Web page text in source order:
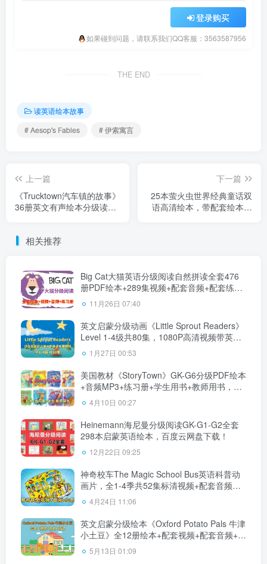
登录购买
如果碰到问题，请联系我们QQ客服：3563587956
THE END
读英语绘本故事
# Aesop's Fables
# 伊索寓言
上一篇
《Trucktown汽车镇的故事》
36册英文有声绘本分级读物
下一篇
25本萤火虫世界经典童话双
语高清绘本，带配套绘本音
相关推荐
Big Cat大猫英语分级阅读自然拼读全套476
册PDF绘本+289集视频+配套音频+配套练习
册，百度云网盘下载！
11月26日 07:40
英文启蒙分级动画《Little Sprout Readers》
Level 1-4级共80集，1080P高清视频带英文
字幕，带配套音频MP3，百度云网盘下载！
1月27日 00:53
美国教材《StoryTown》GK-G6分级PDF绘本
+音频MP3+练习册+学生用书+教师用书，百
度云网盘下载！
4月10日 00:27
Heinemann海尼曼分级阅读GK-G1-G2全套
298本启蒙英语绘本，百度云网盘下载！
12月22日 09:25
神奇校车The Magic School Bus英语科普动
画片，全1-4季共52集标清视频+配套音频
+PDF绘本，百度云网盘下载！
4月24日 11:06
英文启蒙分级绘本《Oxford Potato Pals 牛津
小土豆》全12册绘本+配套视频+配套音频+配
套精读，百度云网盘下载！
5月13日 01:09